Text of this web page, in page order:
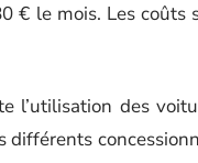
€ le mois. Les coûts
l’utilisation des
différents